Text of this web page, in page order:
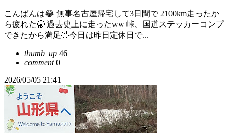
こんばんは😂 無事名古屋帰宅して3日間で 2100km走ったか
ら疲れた🥱 過去史上に走ったww 峠、国道ステッカーコンプ
できたから満足🤣今日は昨日定休日で...
thumb_up 46
comment0
2026/05/05 21:41